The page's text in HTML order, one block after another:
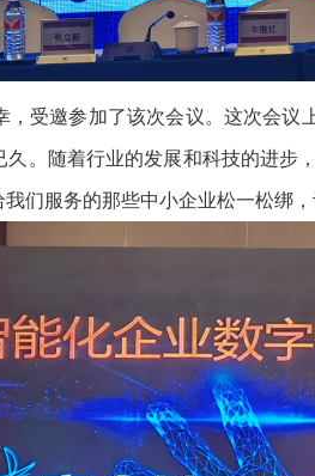
，受邀参加了该次会议。这次会
。随着行业的发展和科技的进步
们服务的那些中小企业松一松绑